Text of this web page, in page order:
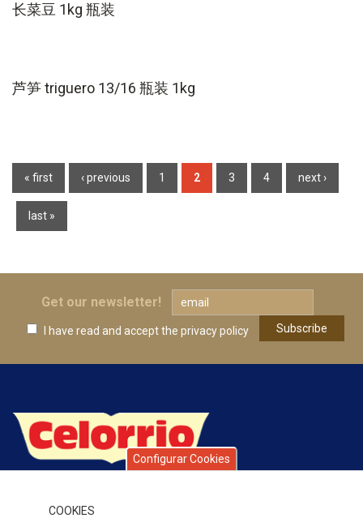
Configurar Cookies
COOKIES
长菜豆 1kg 瓶装
芦笋 triguero 13/16 瓶装 1kg
Pages
« first ‹ previous 1 2 3 4 next ›
last »
Get our newsletter!
I have read and acceptthe privacy policy
quality of our products, service and attention to our clients,